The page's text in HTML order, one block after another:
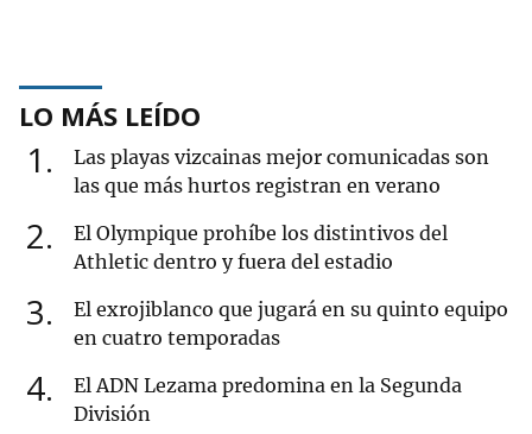
LO MÁS LEÍDO
1
Las playas vizcainas mejor comunicadas son
las que más hurtos registran en verano
2
El Olympique prohíbe los distintivos del
Athletic dentro y fuera del estadio
3
El exrojiblanco que jugará en su quinto equipo
en cuatro temporadas
4
El ADN Lezama predomina en la Segunda
División